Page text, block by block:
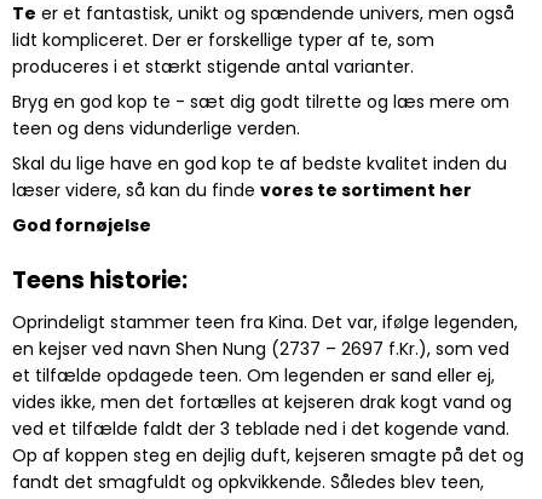
Te er et fantastisk, unikt og spændende univers, men også
lidt kompliceret. Der er forskellige typer af te, som
produceres i et stærkt stigende antal varianter.
Bryg en god kop te - sæt dig godt tilrette og læs mere om
teen og dens vidunderlige verden.
Skal du lige have en god kop te af bedste kvalitet inden du
læser videre, så kan du finde vores te sortiment her
God fornøjelse
Teens historie:
Oprindeligt stammer teen fra Kina. Det var, ifølge legenden,
en kejser ved navn Shen Nung (2737 – 2697 f.Kr.), som ved
et tilfælde opdagede teen. Om legenden er sand eller ej,
vides ikke, men det fortælles at kejseren drak kogt vand og
ved et tilfælde faldt der 3 teblade ned i det kogende vand.
Op af koppen steg en dejlig duft, kejseren smagte på det og
fandt det smagfuldt og opkvikkende. Således blev teen,